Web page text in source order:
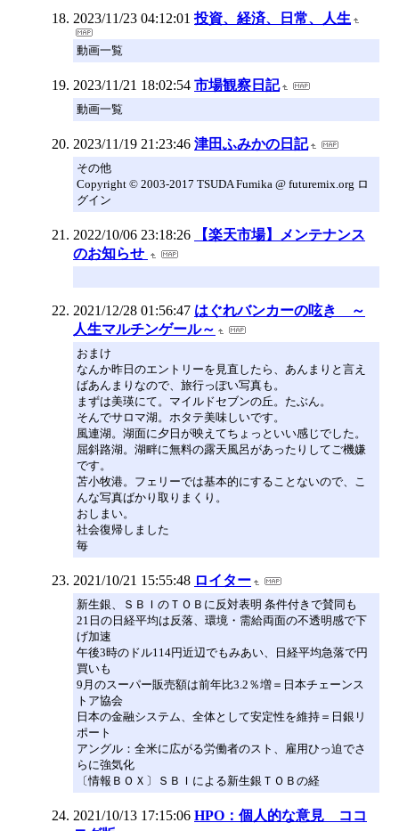
2023/11/23 04:12:01 投資、経済、日常、人生
動画一覧
2023/11/21 18:02:54 市場観察日記
動画一覧
2023/11/19 21:23:46 津田ふみかの日記
その他
Copyright © 2003-2017 TSUDA Fumika @ futuremix.org ロ
グイン
2022/10/06 23:18:26
【楽天市場】メンテナンス
のお知らせ
2021/12/28 01:56:47 はぐれバンカーの呟き ～
人生マルチンゲール～
おまけ
なんか昨日のエントリーを見直したら、あんまりと言え
ばあんまりなので、旅行っぽい写真も。
まずは美瑛にて。マイルドセブンの丘。たぶん。
そんでサロマ湖。ホタテ美味しいです。
風連湖。湖面に夕日が映えてちょっといい感じでした。
屈斜路湖。湖畔に無料の露天風呂があったりしてご機嫌
です。
苫小牧港。フェリーでは基本的にすることないので、こ
んな写真ばかり取りまくり。
おしまい。
社会復帰しました
毎
2021/10/21 15:55:48 ロイター
新生銀、ＳＢＩのＴＯＢに反対表明 条件付きで賛同も
21日の日経平均は反落、環境・需給両面の不透明感で下
げ加速
午後3時のドル114円近辺でもみあい、日経平均急落で円
買いも
9月のスーパー販売額は前年比3.2％増＝日本チェーンス
トア協会
日本の金融システム、全体として安定性を維持＝日銀リ
ポート
アングル：全米に広がる労働者のスト、雇用ひっ迫でさ
らに強気化
〔情報ＢＯＸ〕ＳＢＩによる新生銀ＴＯＢの経
2021/10/13 17:15:06 HPO：個人的な意見 ココ